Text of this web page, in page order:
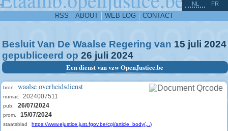
-
RSS ABOUT WEB LOG CONTACT
NL FR
Besluit Van De Waalse Regering van 15 juli 2024
gepubliceerd op 26 juli 2024
Een dienst van vzw OpenJustice.be
bron waalse overheidsdienst
numac 2024007511
pub. 26/07/2024
prom. 15/07/2024
staatsblad https://www.ejustice.just.fgov.be/cgi/article_body(...)
^